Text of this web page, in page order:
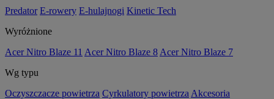
Predator E-rowery E-hulajnogi Kinetic Tech
Wyróżnione
Acer Nitro Blaze 11 Acer Nitro Blaze 8 Acer Nitro Blaze 7
Wg typu
Oczyszczacze powietrza Cyrkulatory powietrza Akcesoria